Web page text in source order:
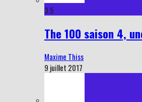
3.5
The 100 saison 4,
Maxime Thiss
9 juillet 2017